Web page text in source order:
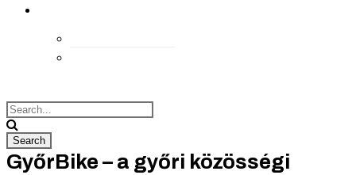
GyőrBike – a győri közösségi